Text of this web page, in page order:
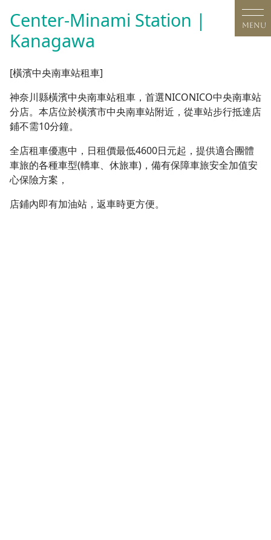
content
MENU
Center-Minami Station |
Kanagawa
[橫濱中央南車站租車]
神奈川縣橫濱中央南車站租車，首選NICONICO中央南車站
分店。本店位於橫濱市中央南車站附近，從車站步行抵達店
鋪不需10分鐘。
全店租車優惠中，日租價最低4600日元起，提供適合團體
車旅的各種車型(轎車、休旅車)，備有保障車旅安全加值安
心保險方案，
店鋪內即有加油站，返車時更方便。